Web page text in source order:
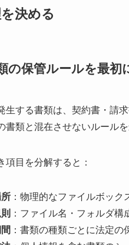
決める
の保管ルールを最初
生する書類は、契約書・請
書類と混在させないルール
項目を分解すると：
：物理的なファイルボッ
：ファイル名・フォルダ
：書類の種類ごとに法定